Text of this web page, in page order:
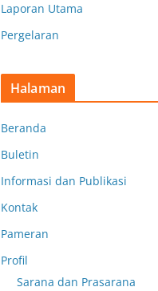
Laporan Utama
Pergelaran
Halaman
Beranda
Buletin
Informasi dan Publikasi
Kontak
Pameran
Profil
Sarana dan Prasarana